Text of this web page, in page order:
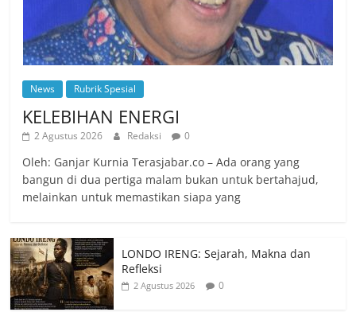
News Rubrik Spesial
KELEBIHAN ENERGI
2 Agustus 2026 Redaksi 0
Oleh: Ganjar Kurnia Terasjabar.co – Ada orang yang
bangun di dua pertiga malam bukan untuk bertahajud,
melainkan untuk memastikan siapa yang
LONDO IRENG: Sejarah, Makna dan
Refleksi
2 Agustus 2026 0